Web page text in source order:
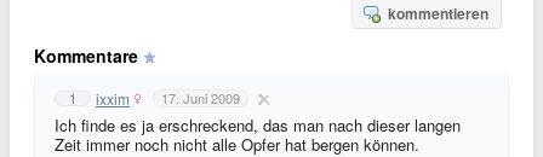
kommentieren
Kommentare
1 ixxim 17. Juni 2009
Ich finde es ja erschreckend, das man nach dieser langen
Zeit immer noch nicht alle Opfer hat bergen können.